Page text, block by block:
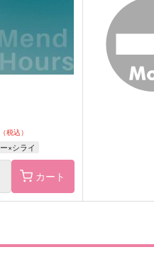
作品詳細
フリンズ
サンプル
（税込）
×シライ
カート